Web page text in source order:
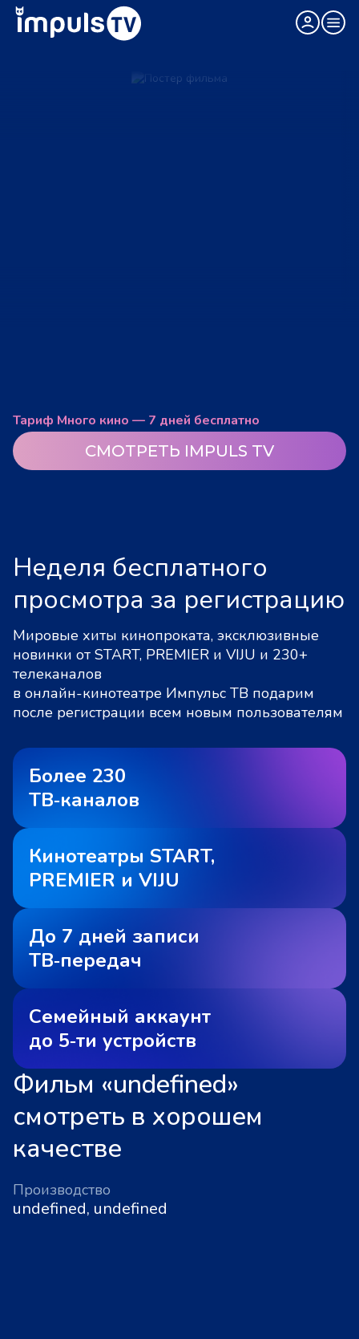
Тариф Много кино — 7 дней бесплатно
СМОТРЕТЬ IMPULS TV
Неделя бесплатного
просмотра за регистрацию
Мировые хиты кинопроката, эксклюзивные
новинки от START, PREMIER и VIJU и 230+
телеканалов
в онлайн-кинотеатре Импульс ТВ подарим
после регистрации всем новым пользователям
Более 230
ТВ‑каналов
Кинотеатры START,
PREMIER и VIJU
До 7 дней записи
ТВ‑передач
Семейный аккаунт
до 5‑ти устройств
Фильм «undefined»
смотреть в хорошем
качестве
Производство
undefined, undefined